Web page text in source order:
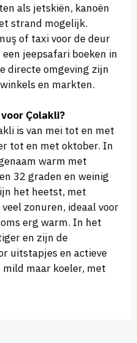
als jetskiën, kanoën
strand mogelijk.
of taxi voor de deur
jeepsafari boeken in
directe omgeving zijn
en markten.
Çolakli?
is van mei tot en met
tot en met oktober. In
warm met
32 graden en weinig
het heetst, met
zonuren, ideaal voor
erg warm. In het
en zijn de
uitstapjes en actieve
maar koeler, met